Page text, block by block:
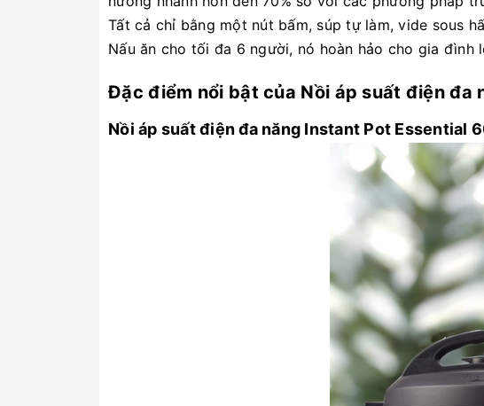
Tất cả chỉ bằng một nút bấm, súp tự làm, vide sous
Nấu ăn cho tối đa 6 người, nó hoàn hảo cho gia
Đặc điểm nổi bật của Nồi áp suất điện đa
Nồi áp suất điện đa năng Instant Pot Essential